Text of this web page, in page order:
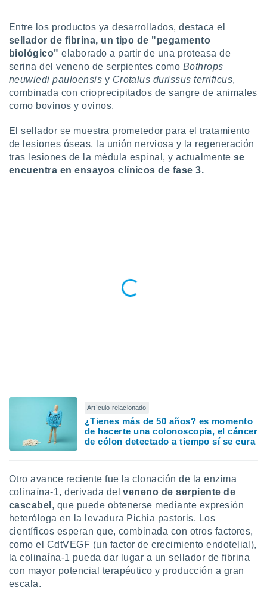
utilizar
crear un
uso de
la
medir el
de la
el
del
1199
Entre los productos ya desarrollados, destaca el
sellador de fibrina, un tipo de "pegamento
biológico"elaborado a partir de una proteasa de
serina del veneno de serpientes como Bothrops
neuwiedi pauloensis y Crotalus durissus terrificus,
combinada con crioprecipitados de sangre de animales
como bovinos y ovinos.
El sellador se muestra prometedor para el tratamiento
de lesiones óseas, la unión nerviosa y la regeneración
tras lesiones de la médula espinal, y actualmentese
encuentra en ensayos clínicos de fase 3.
Artículo relacionado
¿Tienes más de 50 años? es momento
de hacerte una colonoscopia, el cáncer
de cólon detectado a tiempo sí se cura
Otro avance reciente fue la clonación de la enzima
colinaína-1, derivada del veneno de serpiente de
cascabel , que puede obtenerse mediante expresión
heteróloga en la levadura Pichia pastoris. Los
científicos esperan que, combinada con otros factores,
como el CdtVEGF (un factor de crecimiento endotelial),
la colinaína-1 pueda dar lugar a un sellador de fibrina
con mayor potencial terapéutico y producción a gran
escala.